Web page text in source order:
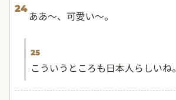
24
ああ〜、可愛い〜。
25
こういうところも日本人らしいね。